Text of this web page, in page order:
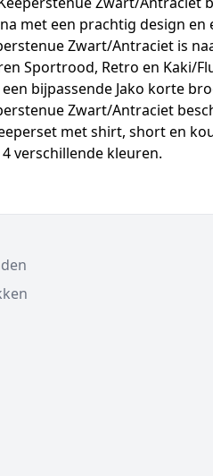
met een prachtig design
Zwart/Antraciet is
Sportrood, Retro en Kaki/
bijpassende Jako korte
Zwart/Antraciet
met shirt, short en
verschillende kleuren.